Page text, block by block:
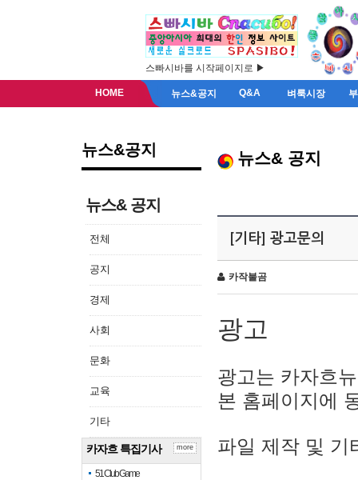
스빠시바를 시작페이지로 ▶
HOME 뉴스&공지 Q&A 벼룩시장
뉴스&공지
뉴스& 공지
전체
공지
경제
사회
문화
교육
기타
카자흐 특집기사
51 Club Game
more
뉴스& 공지
[기타] 광고문의
카작불곰
광고
광고는 카자흐
본 홈페이지에
파일 제작 및 기